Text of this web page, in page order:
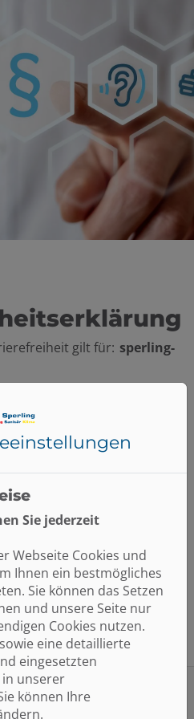
gilt für: sperling-
unserer Größe nicht den
Webseite wird so
barrierefrei nutzbar ist.
Verbesserung
oder Sie Probleme
haben, freuen wir
info@sperling-
2026
Sie jederzeit
Webseite Cookies und
Ihnen ein bestmögliches
Sie können das Setzen
und unsere Seite nur
Cookies nutzen.
eine detaillierte
eingesetzten
in unserer
können Ihre